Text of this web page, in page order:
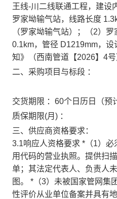
王线-川二线联通工程，建设
罗家坳输气站，线路长度
（罗家坳输气站）；（2）
0.1km，管径 D1219mm，
知》（西南管道【2026】4
二、采购项目与标段 ：
交货期限 ：60个日历日（预
质保期限(月) ：
三、供应商资格要求：
3.1响应人资格要求 *（1）
用代码的营业执照。提供扫
单；其法定代表人、负责人
图。 *（3）未被国家管网集
性评价从业单位备案并具有